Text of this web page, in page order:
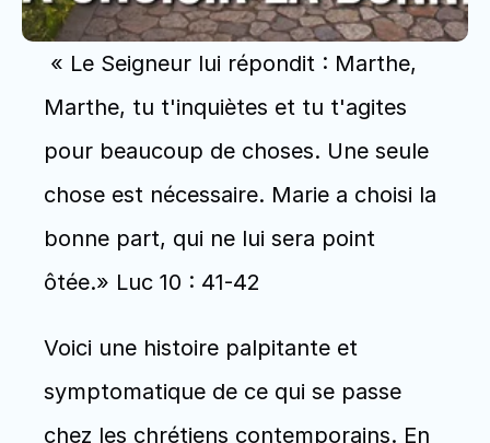
Marthe, tu t'inquiètes et tu t'agites
pour beaucoup de choses. Une seule
chose est nécessaire. Marie a choisi la
bonne part, qui ne lui sera point
ôtée.» Luc 10 : 41-42
Voici une histoire palpitante et
symptomatique de ce qui se passe
chez les chrétiens contemporains. En